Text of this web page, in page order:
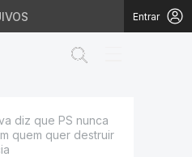
Entrar
destruir
diz que PS nunca
quem quer destruir